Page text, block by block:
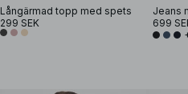
Långärmad topp med spets
299 SEK
Jeans
699